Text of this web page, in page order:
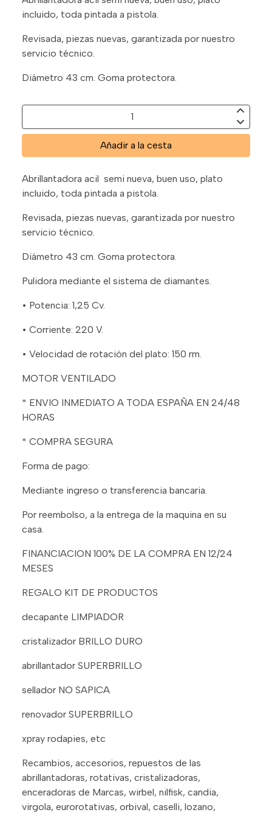
incluido, toda pintada a pistola.
Revisada, piezas nuevas, garantizada por nuestro
servicio técnico.
Diámetro 43 cm. Goma protectora.
Añadir a la cesta
Abrillantadora acil semi nueva, buen uso, plato
incluido, toda pintada a pistola.
Revisada, piezas nuevas, garantizada por nuestro
servicio técnico.
Diámetro 43 cm. Goma protectora.
Pulidora mediante el sistema de diamantes.
• Potencia: 1,25 Cv.
• Corriente: 220 V.
• Velocidad de rotación del plato: 150 rm.
MOTOR VENTILADO
* ENVIO INMEDIATO A TODA ESPAÑA EN 24/48
HORAS
* COMPRA SEGURA
Forma de pago:
Mediante ingreso o transferencia bancaria.
Por reembolso, a la entrega de la maquina en su
casa.
FINANCIACION 100% DE LA COMPRA EN 12/24
MESES
REGALO KIT DE PRODUCTOS
decapante LIMPIADOR
cristalizador BRILLO DURO
abrillantador SUPERBRILLO
sellador NO SAPICA
renovador SUPERBRILLO
xpray rodapies, etc
Recambios, accesorios, repuestos de las
abrillantadoras, rotativas, cristalizadoras,
enceradoras de Marcas, wirbel, nilfisk, candia,
virgola, eurorotativas, orbival, caselli, lozano,